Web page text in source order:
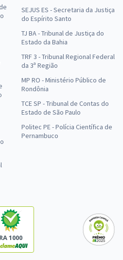
SEJUS ES - Secretaria da Justiça
do Espírito Santo
TJ BA - Tribunal de Justiça do
Estado da Bahia
TRF 3 - Tribunal Regional Federal
da 3ª Região
MP RO - Ministério Público de
Rondônia
TCE SP - Tribunal de Contas do
Estado de São Paulo
Politec PE - Polícia Científica de
Pernambuco
RA 1000